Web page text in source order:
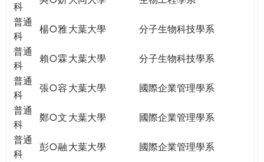
科
普通
科
楊○雅大葉大學
分子生物科技學系
普通
科
賴○霖 大葉大學
分子生物科技學系
普通
科
張○容 大葉大學
國際企業管理學系
普通
科
鄭○文 大葉大學
國際企業管理學系
普通
科
彭○融 大葉大學
國際企業管理學系